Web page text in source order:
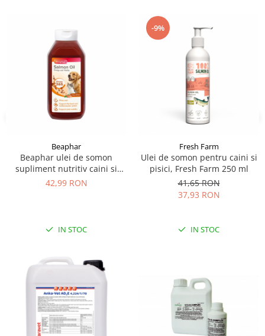
Beaphar
Beaphar ulei de somon
supliment nutritiv caini si
pisici 430 ml
42,99 RON
IN STOC
-9%
Fresh Farm
Ulei de somon pentru caini si
pisici, Fresh Farm 250 ml
41,65 RON
37,93 RON
IN STOC